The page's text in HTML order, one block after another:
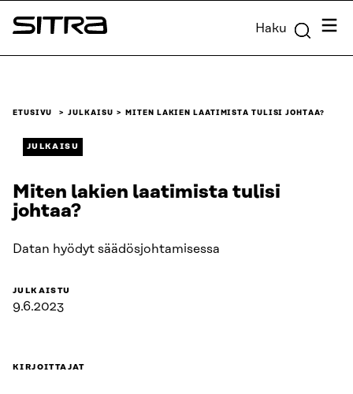
Siirry
suoraan
Sitra Haku
ETUSIVU JULKAISU MITEN LAKIEN LAATIMISTA TULISI JOHTAA?
JULKAISU
Miten lakien laatimista tulisi
johtaa?
Datan hyödyt säädösjohtamisessa
JULKAISTU
9.6.2023
KIRJOITTAJAT